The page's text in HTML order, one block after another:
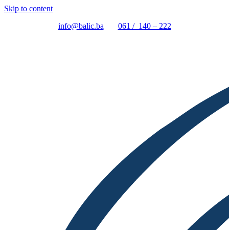
Skip to content
info@balic.ba
061 / 140 – 222